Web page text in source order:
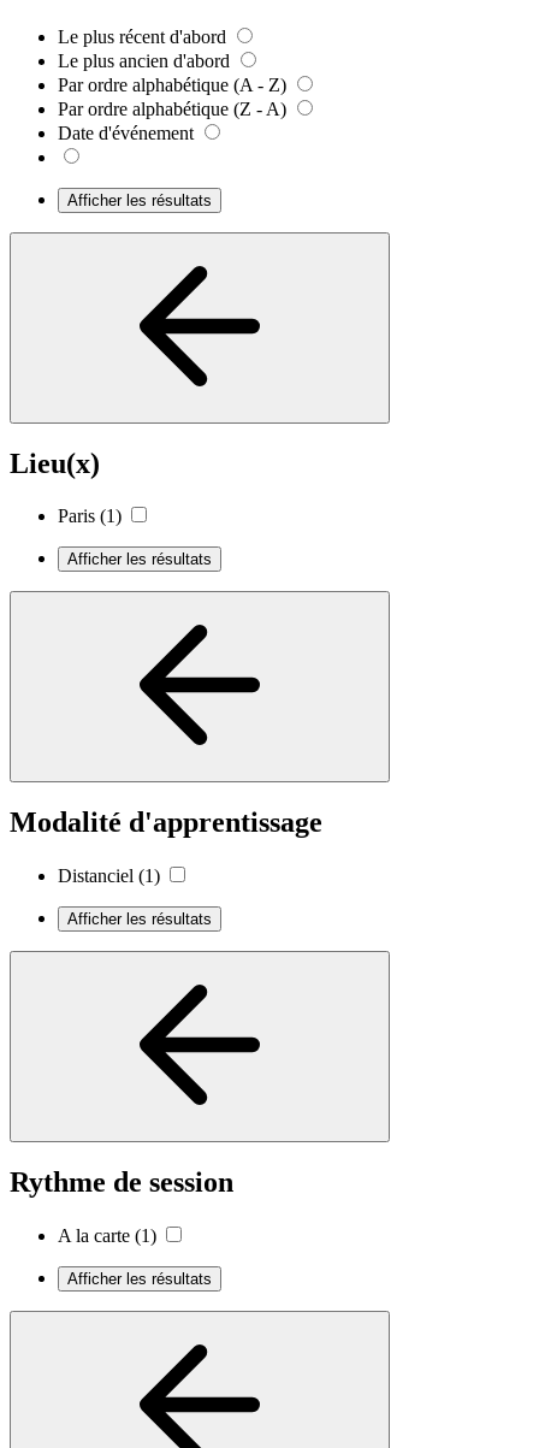
Le plus récent d'abord
Le plus ancien d'abord
Par ordre alphabétique (A - Z)
Par ordre alphabétique (Z - A)
Date d'événement
Afficher les résultats
Lieu(x)
Paris (1)
Afficher les résultats
Modalité d'apprentissage
Distanciel (1)
Afficher les résultats
Rythme de session
A la carte (1)
Afficher les résultats